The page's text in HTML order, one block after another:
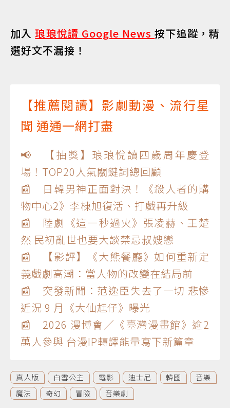
加入琅琅悅讀 Google News按下追蹤，精
選好文不漏接！
【推薦閱讀】影劇動漫、流行星
聞 通通一網打盡
📢 【抽獎】琅琅悅讀四歲周年慶登
場！TOP20人氣關鍵詞總回顧
📰 日韓男神正面對決！《殺人者的購
物中心2》李棟旭復活、打戲再升級
📰 陸劇《這一秒過火》張凌赫、王楚
然 民初亂世也要大談禁忌叔嫂戀
📰 【影評】《大熊餐廳》如何重新定
義戲劇高潮：當人物的改變在結局前
📰 突發新聞：范逸臣失去了一切 悲慘
近況 9 月《大仙尪仔》曝光
📰 2026 漫博會／《臺灣漫畫館》逾2
萬人參與 台漫IP轉譯能量寫下新篇章
真人版 白雪公主 電影 迪士尼 韓國
音樂
魔法
奇幻 冒險 音樂劇